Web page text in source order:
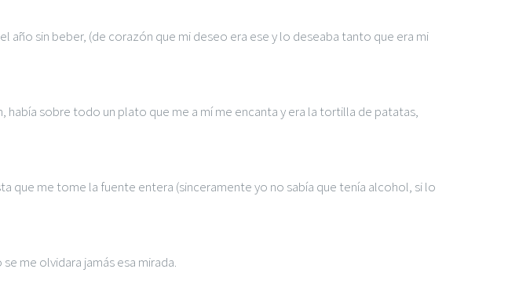
año sin beber, (de corazón que mi deseo era ese y lo deseaba tanto que era mi
había sobre todo un plato que me a mí me encanta y era la tortilla de patatas,
que me tome la fuente entera (sinceramente yo no sabía que tenía alcohol, si lo
me olvidara jamás esa mirada.